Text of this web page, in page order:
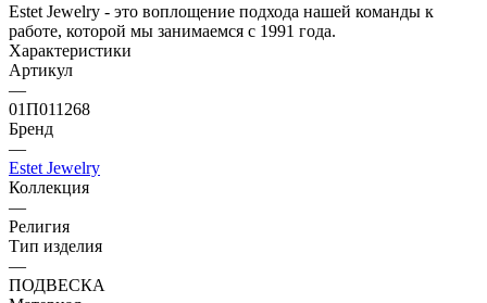
Estet Jewelry - это воплощение подхода нашей команды к
работе, которой мы занимаемся с 1991 года.
Характеристики
Артикул
—
01П011268
Бренд
—
Estet Jewelry
Коллекция
—
Религия
Тип изделия
—
ПОДВЕСКА